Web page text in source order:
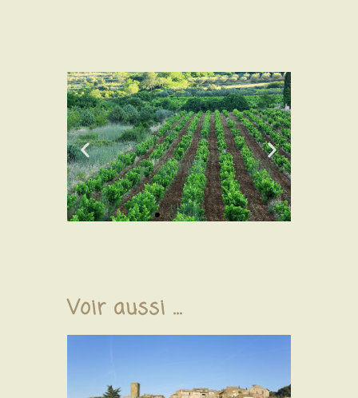
Voir aussi ...